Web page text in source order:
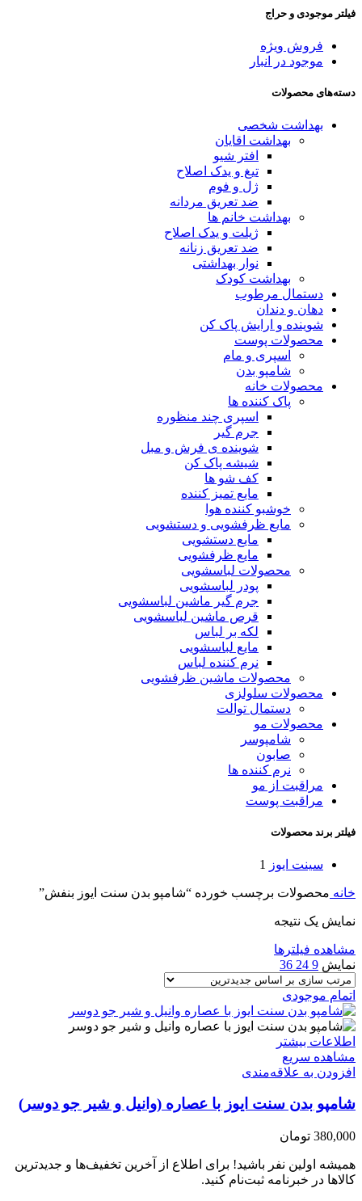
فیلتر موجودی و حراج
فروش ویژه
موجود در انبار
دسته‌های محصولات
بهداشت شخصی
بهداشت اقایان
افتر شیو
تیغ و یدک اصلاح
ژل و فوم
ضد تعریق مردانه
بهداشت خانم ها
ژیلت و یدک اصلاح
ضد تعریق زنانه
نوار بهداشتی
بهداشت کودک
دستمال مرطوب
دهان و دندان
شوینده و ارایش پاک کن
محصولات پوست
اسپری و مام
شامپو بدن
محصولات خانه
پاک کننده ها
اسپری چند منظوره
جرم گیر
شوینده ی فرش و مبل
شیشه پاک کن
کف شو ها
مایع تمیز کننده
خوشبو کننده هوا
مایع ظرفشویی و دستشویی
مایع دستشویی
مایع ظرفشویی
محصولات لباسشویی
پودر لباسشویی
جرم گیر ماشین لباسشویی
قرص ماشین لباسشویی
لکه بر لباس
مایع لباسشویی
نرم کننده لباس
محصولات ماشین ظرفشویی
محصولات سلولزی
دستمال توالت
محصولات مو
شامپوسر
صابون
نرم کننده ها
مراقبت از مو
مراقبت پوست
فیلتر برند محصولات
سینت ایوز 1
خانه محصولات برچسب خورده “شامپو بدن سنت ایوز بنفش”
نمایش یک نتیجه
مشاهده فیلترها
نمایش 9
24
36
اتمام موجودی
اطلاعات بیشتر
مشاهده سریع
افزودن به علاقه‌مندی
شامپو بدن سنت ایوز با عصاره (وانیل و شیر جو دوسر)
380,000 تومان
همیشه اولین نفر باشید! برای اطلاع از آخرین تخفیف‌ها و جدیدترین
کالاها در خبرنامه ثبت‌نام کنید.